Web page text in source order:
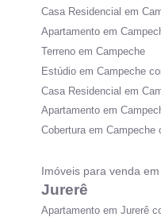
Casa Residencial em
Apartamento em
Terreno em Campeche
Estúdio em Campeche
Casa Residencial em
Apartamento em
Cobertura em Campeche
Imóveis para venda em
Jurerê
Apartamento em Jurerê